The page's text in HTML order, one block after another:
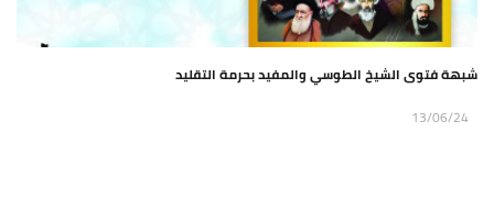
شبهة فتوى الشيخ الطوسي والمفيد بحرمة التقليد
13/06/24